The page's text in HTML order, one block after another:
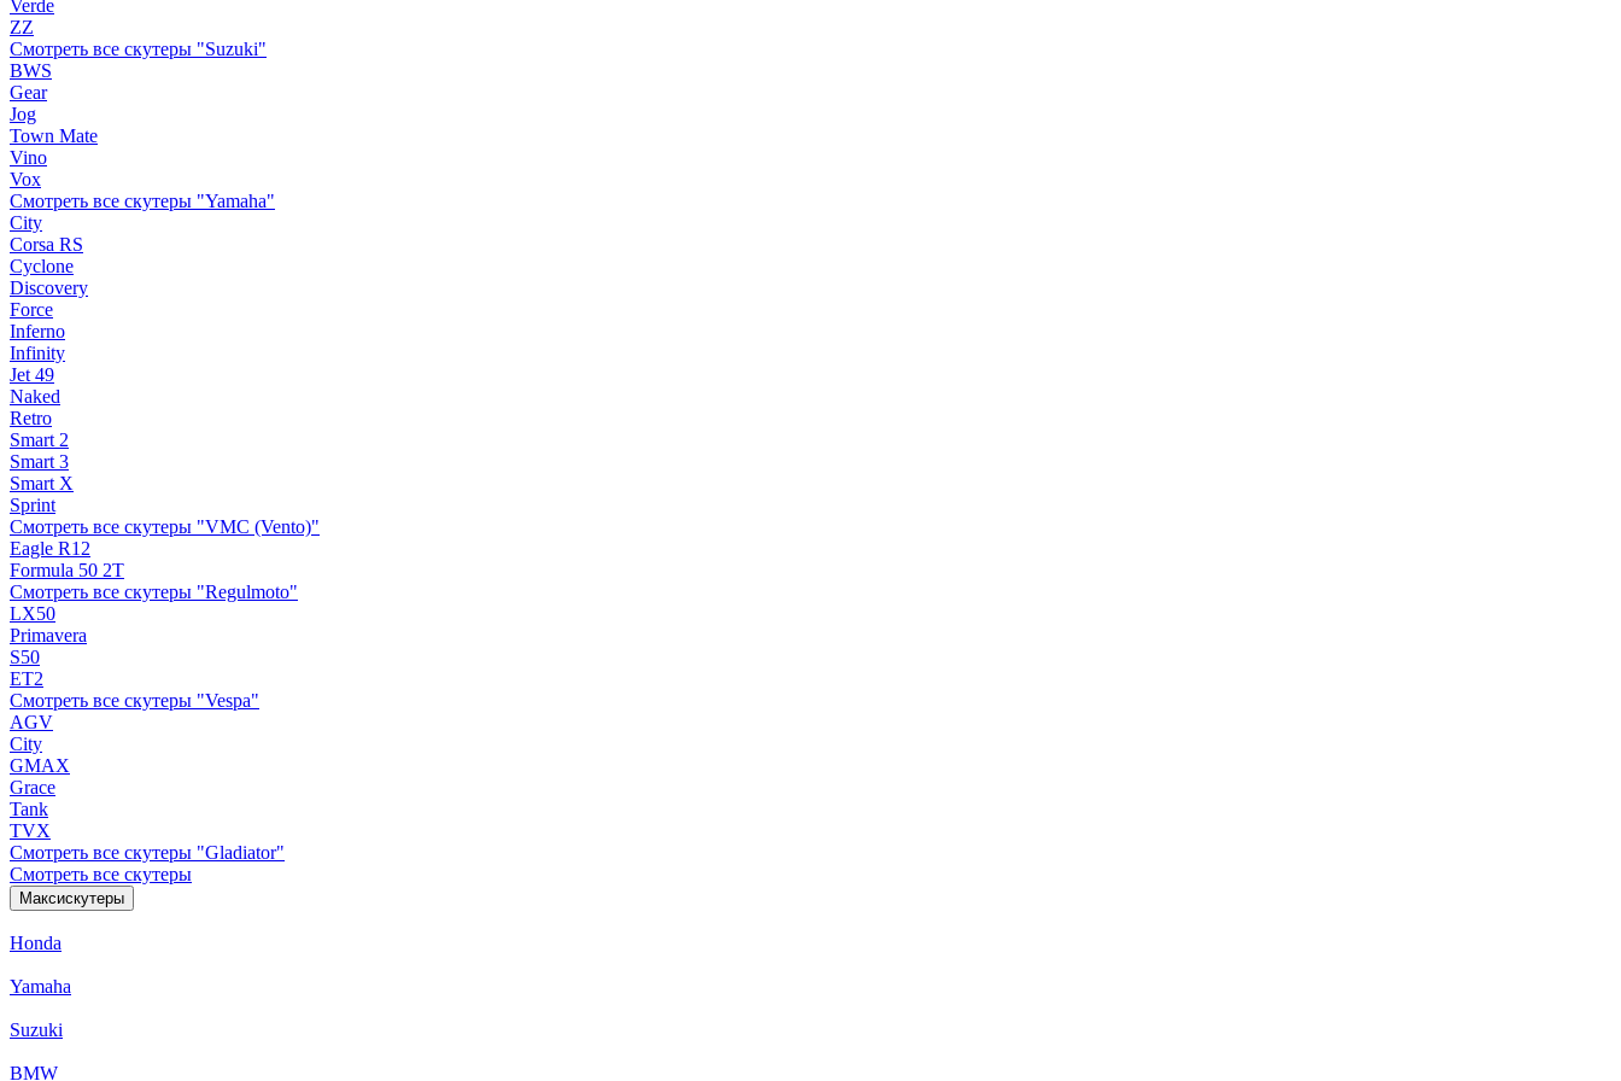
Verde
ZZ
Смотреть все скутеры "Suzuki"
BWS
Gear
Jog
Town Mate
Vino
Vox
Смотреть все скутеры "Yamaha"
City
Corsa RS
Cyclone
Discovery
Force
Inferno
Infinity
Jet 49
Naked
Retro
Smart 2
Smart 3
Smart X
Sprint
Смотреть все скутеры "VMC (Vento)"
Eagle R12
Formula 50 2Т
Смотреть все скутеры "Regulmoto"
LX50
Primavera
S50
ET2
Смотреть все скутеры "Vespa"
AGV
City
GMAX
Grace
Tank
TVX
Смотреть все скутеры "Gladiator"
Смотреть все скутеры
Максискутеры
Honda
Yamaha
Suzuki
BMW